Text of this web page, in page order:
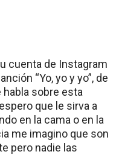
cuenta de Instagram
“Yo, yo y yo”, de
habla sobre esta
que le sirva a
en la cama o en la
me imagino que son
pero nadie las